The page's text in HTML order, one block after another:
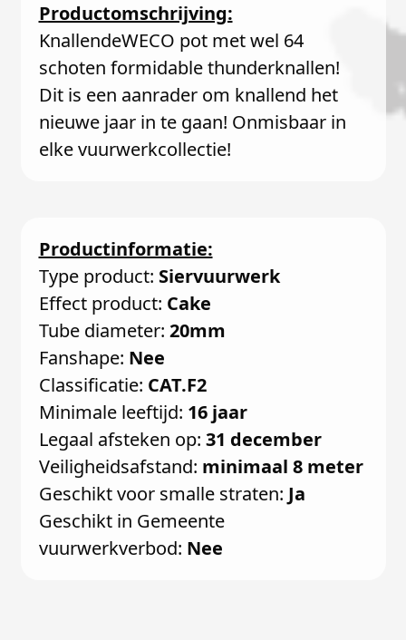
Productomschrijving:
KnallendeWECO pot met wel 64
schoten formidable thunderknallen!
Dit is een aanrader om knallend het
nieuwe jaar in te gaan! Onmisbaar in
elke vuurwerkcollectie!
Productinformatie:
Type product: Siervuurwerk
Effect product: Cake
Tube diameter: 20mm
Fanshape: Nee
Classificatie: CAT.F2
Minimale leeftijd: 16 jaar
Legaal afsteken op: 31 december
Veiligheidsafstand: minimaal 8 meter
Geschikt voor smalle straten: Ja
Geschikt in Gemeente
vuurwerkverbod: Nee